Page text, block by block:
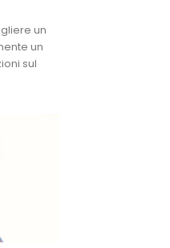
un
un
sul